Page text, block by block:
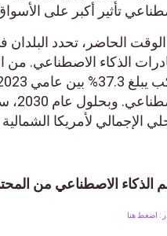
تأثير أكبر على
الحاضر، تحدد البلدان
الذكاء الاصطناعي. من
لأمريكا الشمالية قد زاد بنسبة 14.5% في
الذكاء الاصطناعي من
هنا